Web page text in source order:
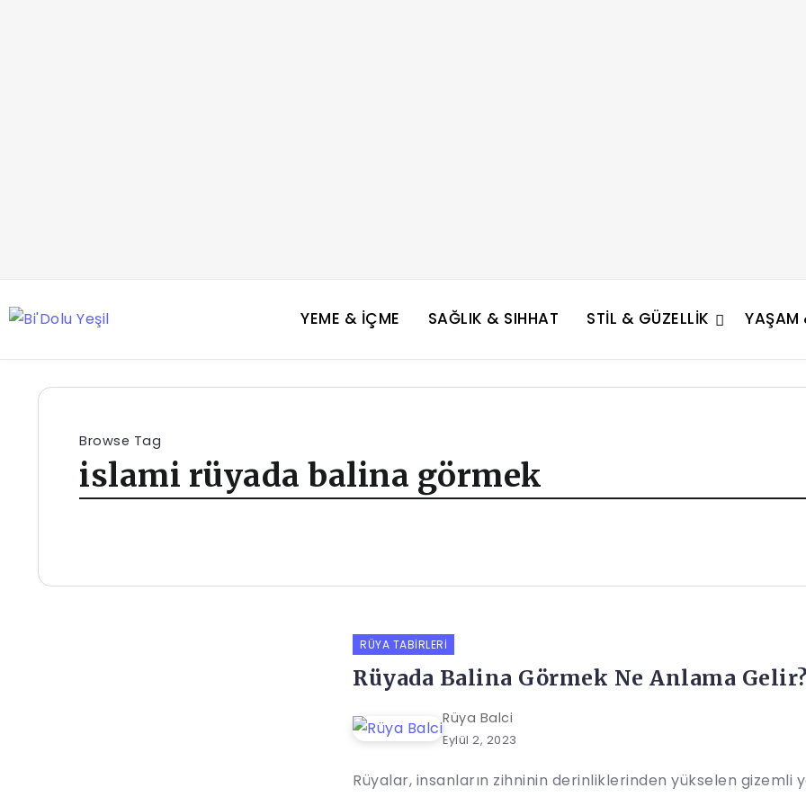
YEME & İÇME SAĞLIK & SIHHAT STIL & GÜZELLIK YAŞAM
Browse Tag
islami rüyada balina görmek
RÜYA TABIRLERI
Rüyada Balina Görmek Ne Anlama Gelir?
Rüya Balci
Eylül 2, 2023
Rüyalar, insanların zihninin derinliklerinden yükselen gizemli